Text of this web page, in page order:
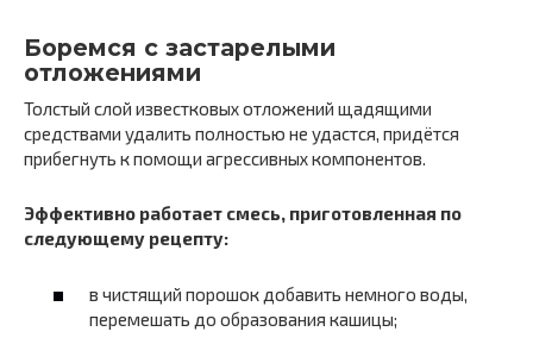
Боремся с застарелыми
отложениями
Толстый слой известковых отложений щадящими
средствами удалить полностью не удастся, придётся
прибегнуть к помощи агрессивных компонентов.
Эффективно работает смесь, приготовленная по
следующему рецепту:
в чистящий порошок добавить немного воды,
перемешать до образования кашицы;